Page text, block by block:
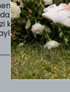
de sizin gün
ölçüler
kusursuz bir
başlar.